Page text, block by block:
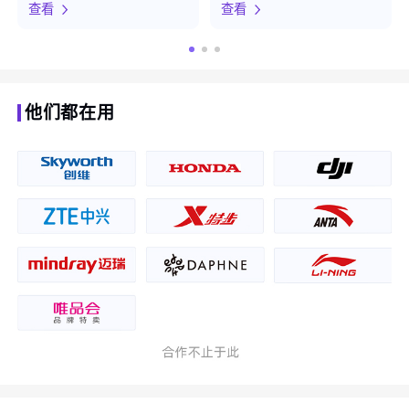
查看
查看
他们都在用